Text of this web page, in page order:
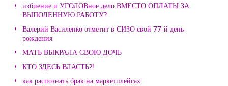
избиение и УГОЛОВное дело ВМЕСТО ОПЛАТЫ ЗА
ВЫПОЛЕННУЮ РАБОТУ?
Валерий Василенко отметит в СИЗО свой 77-й день
рождения
МАТЬ ВЫКРАЛА СВОЮ ДОЧЬ
КТО ЗДЕСЬ ВЛАСТЬ?!
как распознать брак на маркетплейсах